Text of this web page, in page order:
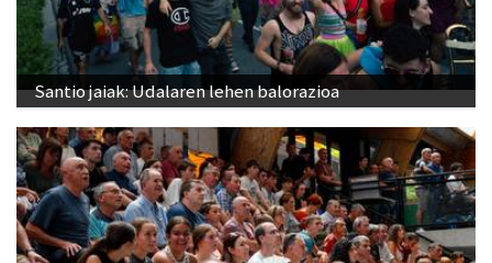
Santio jaiak: Udalaren lehen balorazioa